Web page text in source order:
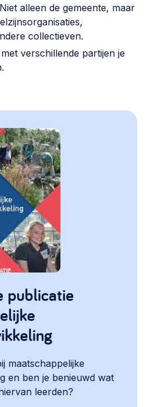
alleen de gemeente, maar
collectieven.
verschillende partijen je
publicatie
maatschappelijke
en ben je benieuwd wat
leerden?